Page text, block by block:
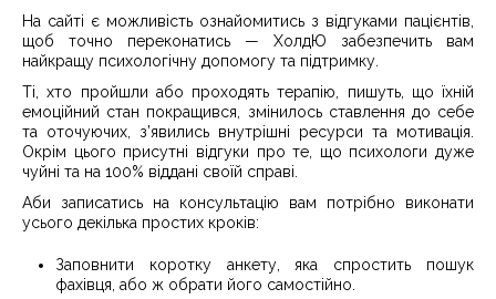
На сайті є можливість ознайомитись з відгуками пацієнтів,
щоб точно переконатись — ХолдЮ забезпечить вам
найкращу психологічну допомогу та підтримку.
Ті, хто пройшли або проходять терапію, пишуть, що їхній
емоційний стан покращився, змінилось ставлення до себе
та оточуючих, з’явились внутрішні ресурси та мотивація.
Окрім цього присутні відгуки про те, що психологи дуже
чуйні та на 100% віддані своїй справі.
Аби записатись на консультацію вам потрібно виконати
усього декілька простих кроків:
Заповнити коротку анкету, яка спростить пошук
фахівця, або ж обрати його самостійно.